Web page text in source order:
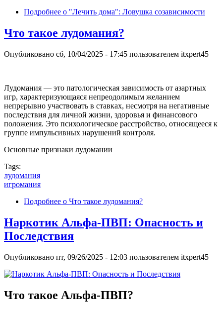
Подробнее о "Лечить дома": Ловушка созависимости
Что такое лудомания?
Опубликовано сб, 10/04/2025 - 17:45 пользователем itxpert45
Лудомания — это патологическая зависимость от азартных
игр, характеризующаяся непреодолимым желанием
непрерывно участвовать в ставках, несмотря на негативные
последствия для личной жизни, здоровья и финансового
положения. Это психологическое расстройство, относящееся к
группе импульсивных нарушений контроля.
Основные признаки лудомании
Tags:
лудомания
игромания
Подробнее о Что такое лудомания?
Наркотик Альфа-ПВП: Опасность и
Последствия
Опубликовано пт, 09/26/2025 - 12:03 пользователем itxpert45
Что такое Альфа-ПВП?